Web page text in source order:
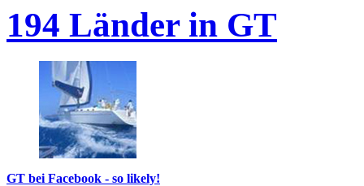
194 Länder in GT
GT bei Facebook - so likely!